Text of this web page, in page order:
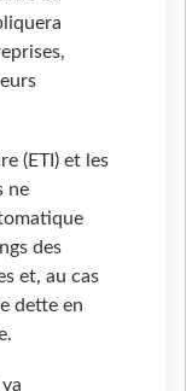
(ETI) et les
ne
des
et, au cas
dette en